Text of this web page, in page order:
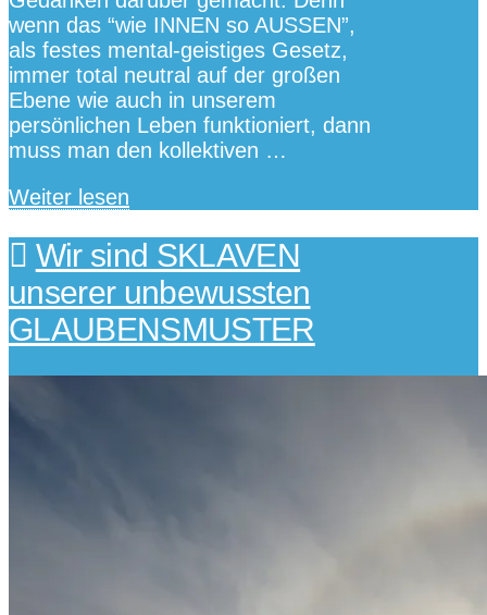
wenn das “wie INNEN so AUSSEN”,
als festes mental-geistiges Gesetz,
immer total neutral auf der großen
Ebene wie auch in unserem
persönlichen Leben funktioniert, dann
muss man den kollektiven …
Weiter lesen
Wir sind SKLAVEN
unserer unbewussten
GLAUBENSMUSTER